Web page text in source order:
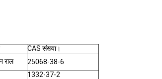
CAS संख्या।
राल
25068-38-6
1332-37-2